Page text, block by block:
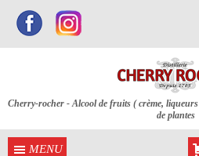
MENU
Cherry-rocher - Alcool de fruits ( crème,
de plantes